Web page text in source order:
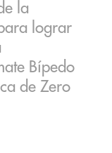
la
lograr
Bípedo
de Zero